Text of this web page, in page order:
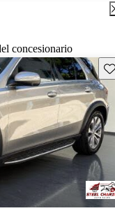
concesionario